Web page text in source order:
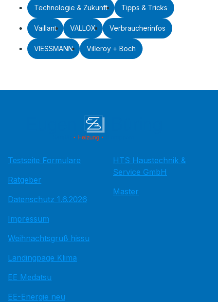
Technologie & Zukunft Tipps & Tricks
Vaillant VALLOX Verbraucherinfos
VIESSMANN Villeroy + Boch
Testseite Formulare
Ratgeber
Datenschutz 1.6.2026
Impressum
Weihnachtsgruß hissu
Landingpage Klima
EE Medatsu
EE-Energie neu
HTS Haustechnik &
Service GmbH
Master